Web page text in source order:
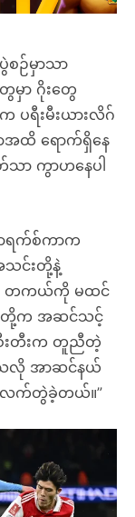
စဉ်မှာသာ
မှာ ဂိုးတွေ
ရီးမီးယားလိဂ်
အထိ ရောက်ရှိနေ
ာ ကွာဟနေပါ
ာရက်စ်ကာက
သင်းတို့နဲ့
ာ် တကယ်ကို မထင်
ာ်တို့က အဆင်သင့်
စီးတီးက တူညီတဲ့
သလို အာဆင်နယ်
လက်တွဲခဲ့တယ်။”